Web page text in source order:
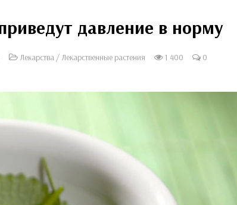
давление в норму
Лекарства /Лекарственные растения 1 400 0